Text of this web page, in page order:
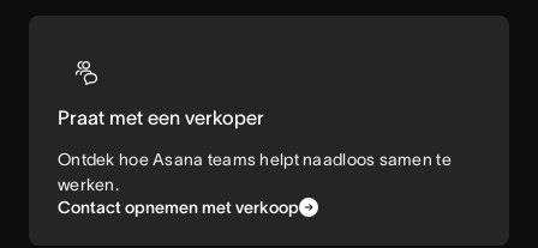
Praat met een verkoper
Ontdek hoe Asana teams helpt naadloos samen te
werken.
Contact opnemen met verkoop